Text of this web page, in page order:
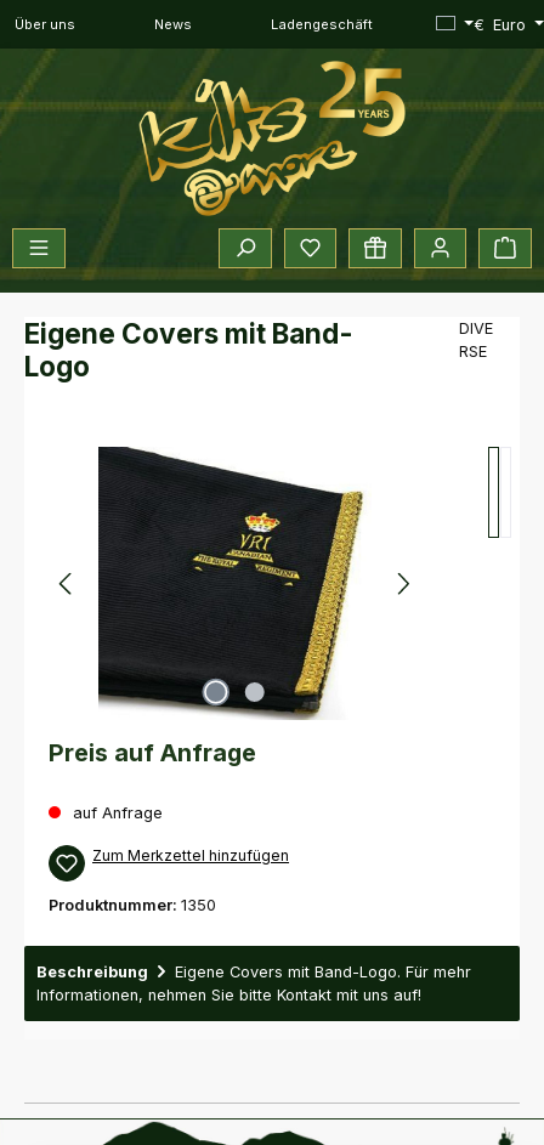
Zum Hauptinhalt springen
Über uns News Ladengeschäft € Euro
Du hast 0 Produkte auf dem
Eigene Covers mit Band-
Logo
DIVE
RSE
Bildergalerie überspringen
Preis auf Anfrage
auf Anfrage
Zum Merkzettel hinzufügen
Produktnummer: 1350
Beschreibung
Eigene Covers mit Band-Logo. Für mehr
Informationen, nehmen Sie bitte Kontakt mit uns auf!